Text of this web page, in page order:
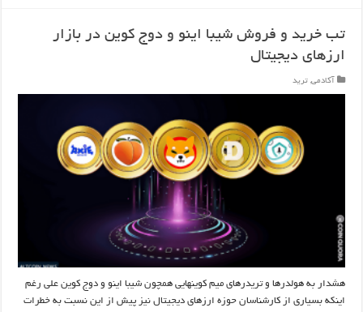
تب خرید و فروش شیبا اینو و دوج کوین در بازار
ارزهای دیجیتال
آکادمی, ترید
هشدار به هولدرها و تریدرهای میم کوینهایی همچون شیبا اینو و دوج کوین علی رغم
اینکه بسیاری از کارشناسان حوزه ارزهای دیجیتال نیز پیش از این نسبت به خطرات